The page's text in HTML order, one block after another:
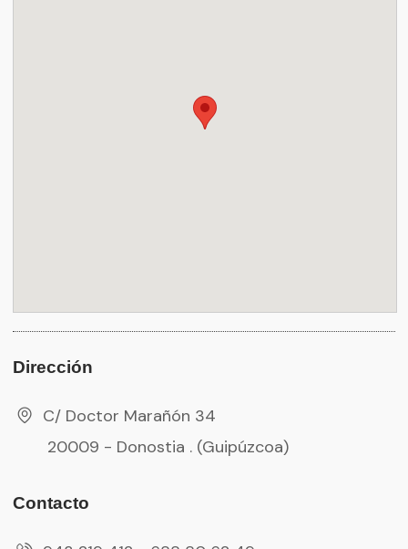
Dirección
C/ Doctor Marañón 34
20009 - Donostia . (Guipúzcoa)
Contacto